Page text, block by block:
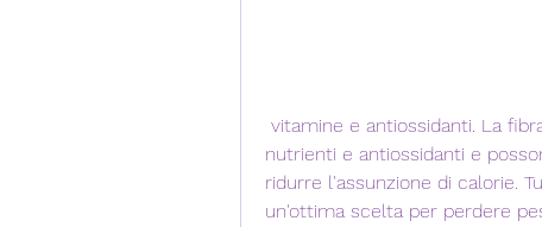
nutrienti e antiossidanti e
ridurre l'assunzione di calorie.
un'ottima scelta per perdere